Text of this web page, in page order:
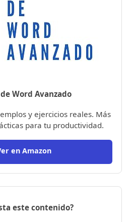
Word Avanzado
y ejercicios reales. Más
para tu productividad.
en Amazon
este contenido?